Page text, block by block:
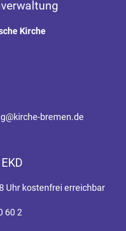
Kirche
bremen.de
Uhr kostenfrei erreichbar
60 2